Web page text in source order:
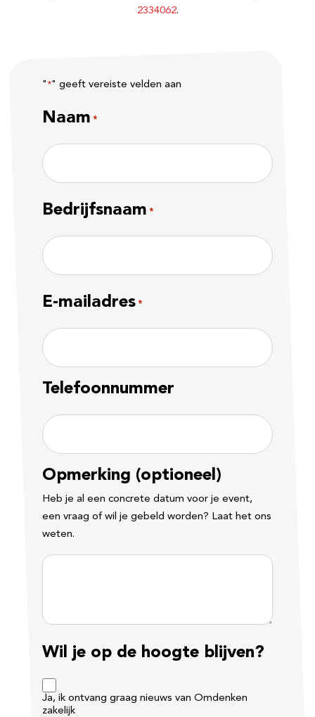
2334062.
" *" geeft vereiste velden aan
Naam *
Bedrijfsnaam *
E-mailadres *
Telefoonnummer
Opmerking (optioneel)
Heb je al een concrete datum voor je event,
een vraag of wil je gebeld worden? Laat het ons
weten.
Wil je op de hoogte blijven?
Ja, ik ontvang graag nieuws van Omdenken
zakelijk